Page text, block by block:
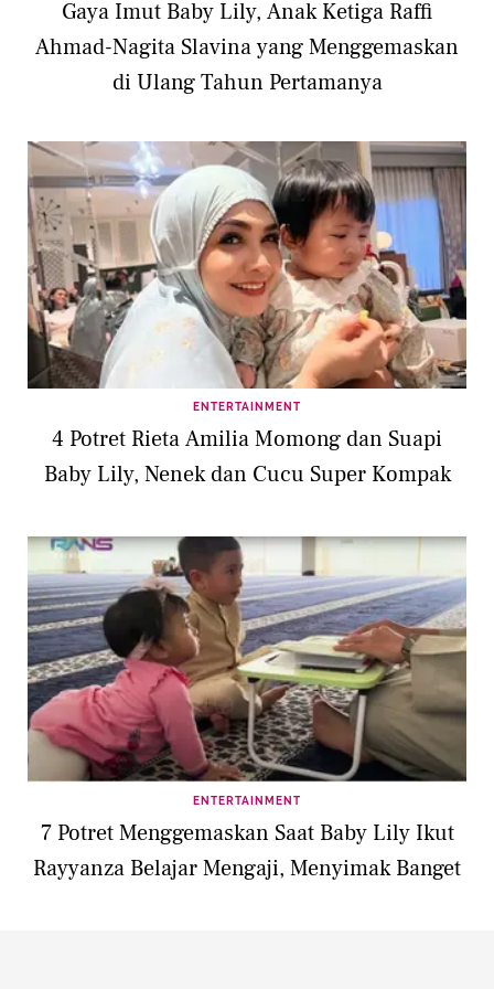
Gaya Imut Baby Lily, Anak Ketiga Raffi
Ahmad-Nagita Slavina yang Menggemaskan
di Ulang Tahun Pertamanya
ENTERTAINMENT
4 Potret Rieta Amilia Momong dan Suapi
Baby Lily, Nenek dan Cucu Super Kompak
ENTERTAINMENT
7 Potret Menggemaskan Saat Baby Lily Ikut
Rayyanza Belajar Mengaji, Menyimak Banget